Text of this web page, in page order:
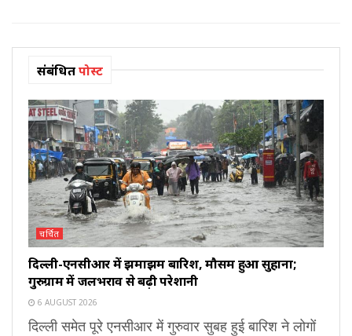
संबंधितपोस्ट
चर्चित
दिल्ली-एनसीआर में झमाझम बारिश, मौसम हुआ सुहाना;
गुरुग्राम में जलभराव से बढ़ी परेशानी
6 AUGUST 2026
दिल्ली समेत पूरे एनसीआर में गुरुवार सुबह हुई बारिश ने लोगों